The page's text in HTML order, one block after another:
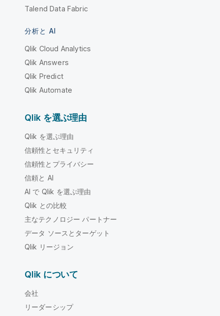
Talend Data Fabric
分析と AI
Qlik Cloud Analytics
Qlik Answers
Qlik Predict
Qlik Automate
Qlik を選ぶ理由
Qlik を選ぶ理由
信頼性とセキュリティ
信頼性とプライバシー
信頼と AI
AI で Qlik を選ぶ理由
Qlik との比較
主なテクノロジー パートナー
データ ソースとターゲット
Qlik リージョン
Qlik について
会社
リーダーシップ